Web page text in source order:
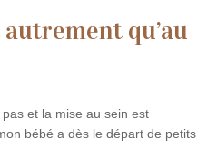
qu’au
et la mise au sein est
bébé a dès le départ de petits